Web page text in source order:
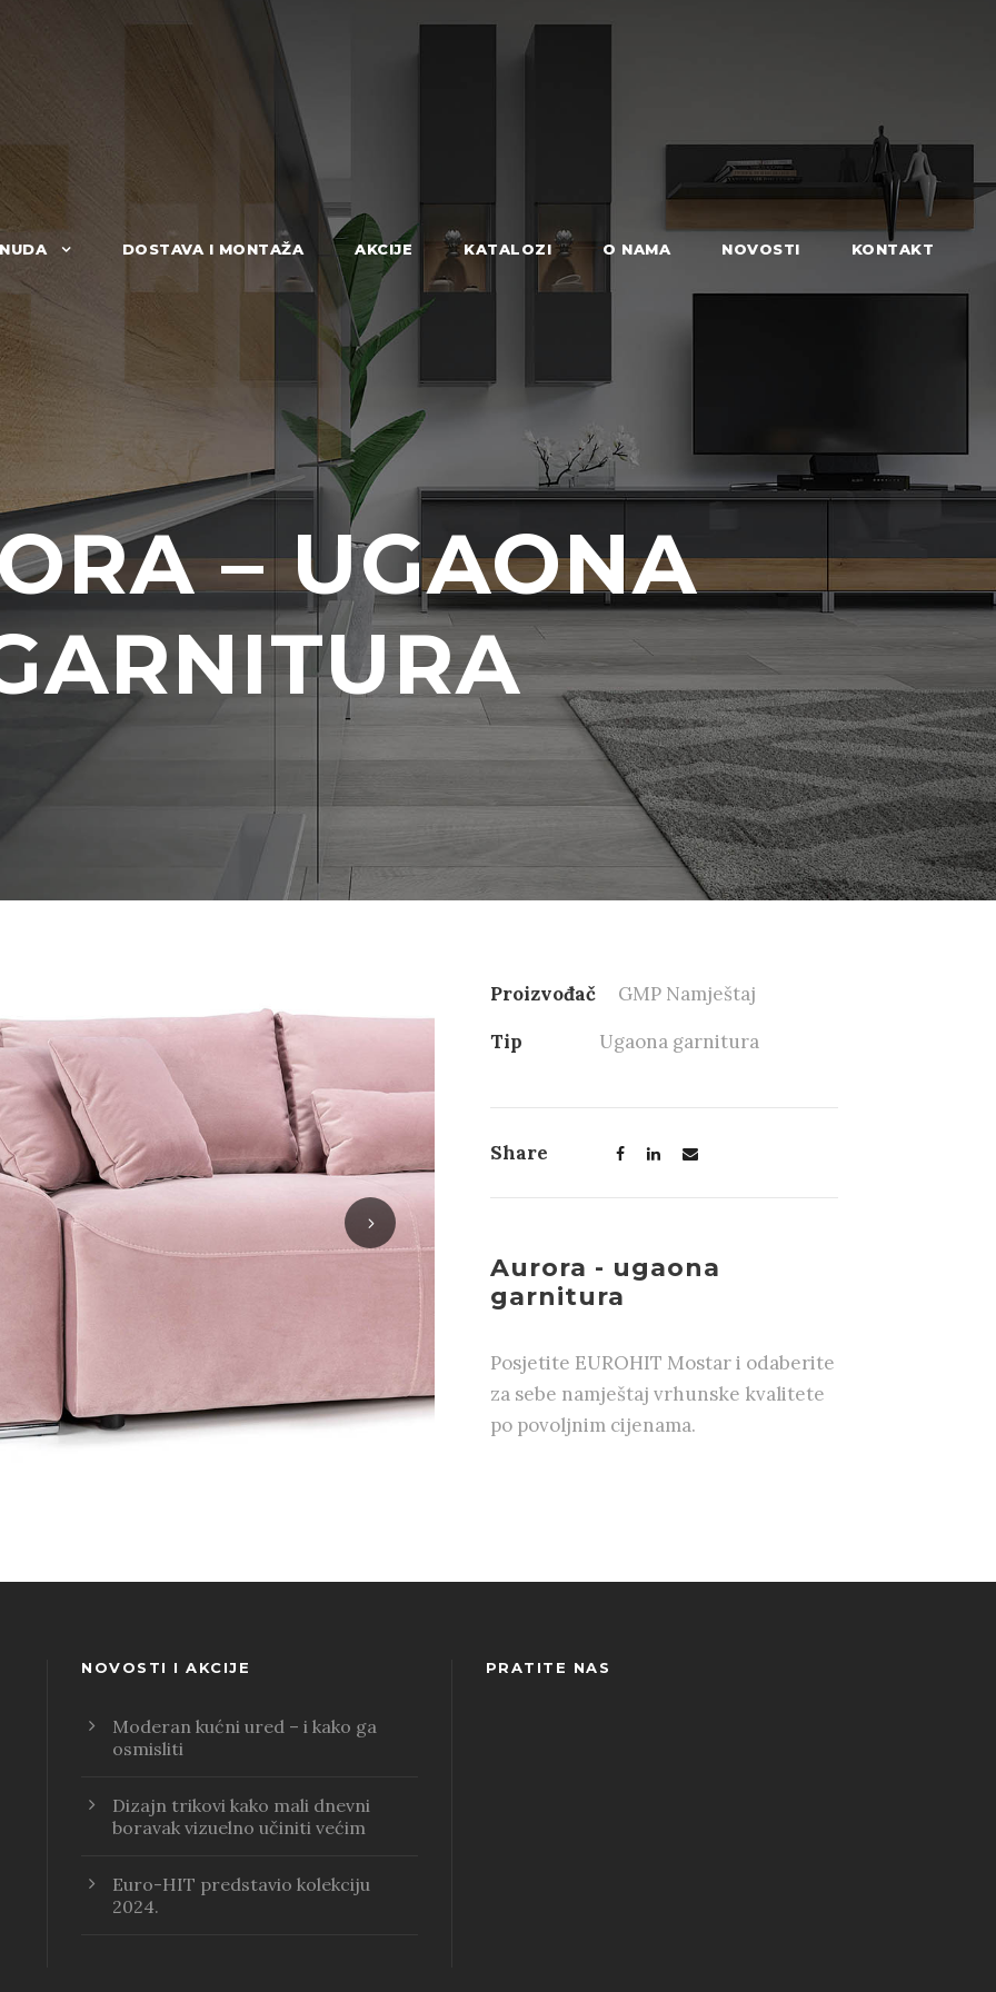
DOSTAVA I MONTAŽA AKCIJE KATALOZI O NAMA NOVOSTI KONTAKT
– UGAONA
Proizvođač
GMP Namještaj
Tip
Ugaona garnitura
Share
Aurora - ugaona
garnitura
Posjetite EUROHIT Mostar i odaberite
za sebe namještaj vrhunske kvalitete
po povoljnim cijenama.
NOVOSTI I AKCIJE
Moderan kućni ured – i kako ga
osmisliti
Dizajn trikovi kako mali dnevni
boravak vizuelno učiniti većim
Euro-HIT predstavio kolekciju
2024.
PRATITE NAS